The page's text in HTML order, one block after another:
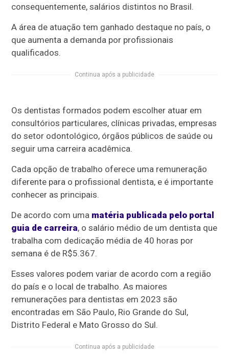
consequentemente, salários distintos no Brasil.
A área de atuação tem ganhado destaque no país, o
que aumenta a demanda por profissionais
qualificados.
Continua após a publicidade
Os dentistas formados podem escolher atuar em
consultórios particulares, clínicas privadas, empresas
do setor odontológico, órgãos públicos de saúde ou
seguir uma carreira acadêmica.
Cada opção de trabalho oferece uma remuneração
diferente para o profissional dentista, e é importante
conhecer as principais.
De acordo com uma matéria publicada pelo portal
guia de carreira, o salário médio de um dentista que
trabalha com dedicação média de 40 horas por
semana é de R$5.367.
Esses valores podem variar de acordo com a região
do país e o local de trabalho. As maiores
remunerações para dentistas em 2023 são
encontradas em São Paulo, Rio Grande do Sul,
Distrito Federal e Mato Grosso do Sul.
Continua após a publicidade